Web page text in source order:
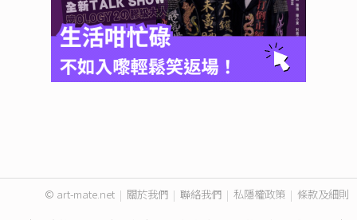
© art-mate.net | 關於我們 | 聯絡我們 | 私隱權政策 | 條款及細則